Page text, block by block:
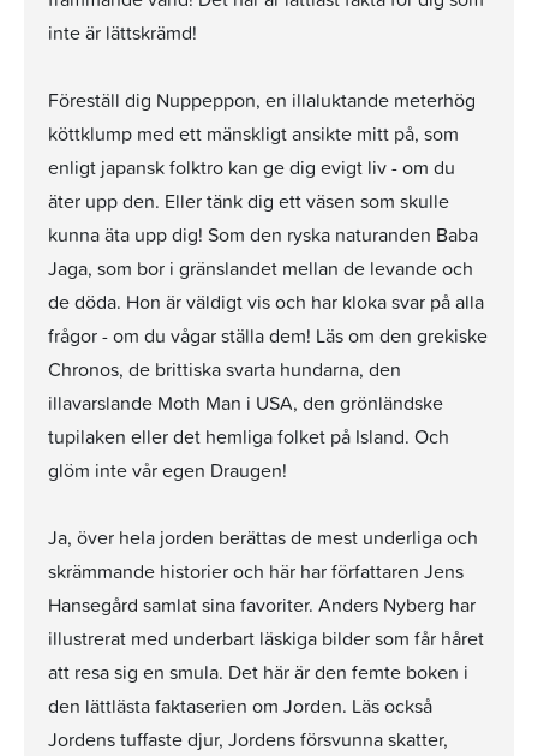
inte är lättskrämd!
Föreställ dig Nuppeppon, en illaluktande meterhög
köttklump med ett mänskligt ansikte mitt på, som
enligt japansk folktro kan ge dig evigt liv - om du
äter upp den. Eller tänk dig ett väsen som skulle
kunna äta upp dig! Som den ryska naturanden Baba
Jaga, som bor i gränslandet mellan de levande och
de döda. Hon är väldigt vis och har kloka svar på alla
frågor - om du vågar ställa dem! Läs om den grekiske
Chronos, de brittiska svarta hundarna, den
illavarslande Moth Man i USA, den grönländske
tupilaken eller det hemliga folket på Island. Och
glöm inte vår egen Draugen!
Ja, över hela jorden berättas de mest underliga och
skrämmande historier och här har författaren Jens
Hansegård samlat sina favoriter. Anders Nyberg har
illustrerat med underbart läskiga bilder som får håret
att resa sig en smula. Det här är den femte boken i
den lättlästa faktaserien om Jorden. Läs också
Jordens tuffaste djur, Jordens försvunna skatter,